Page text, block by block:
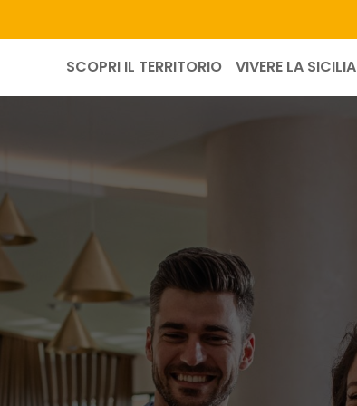
SCOPRI IL TERRITORIO VIVERE LA SICILIA